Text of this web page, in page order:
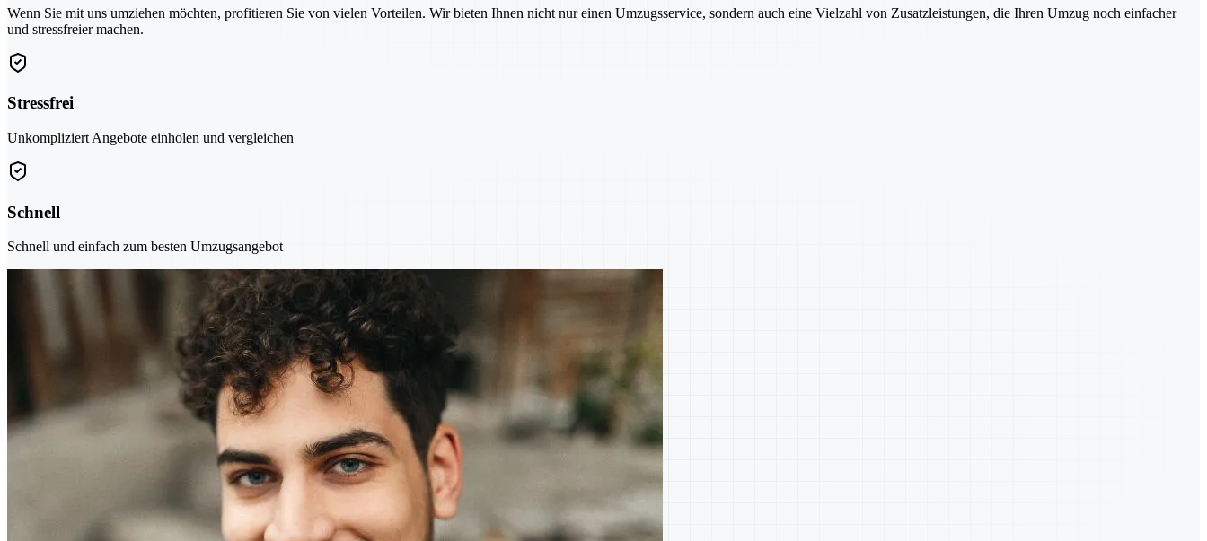
Wenn Sie mit uns umziehen möchten, profitieren Sie von vielen Vorteilen. Wir bieten Ihnen nicht nur einen Umzugsservice, sondern auch eine Vielzahl von Zusatzleistungen, die Ihren Umzug noch einfacher
und stressfreier machen.
Stressfrei
Unkompliziert Angebote einholen und vergleichen
Schnell
Schnell und einfach zum besten Umzugsangebot